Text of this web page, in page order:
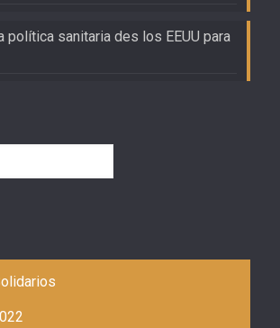
política sanitaria des los EEUU para